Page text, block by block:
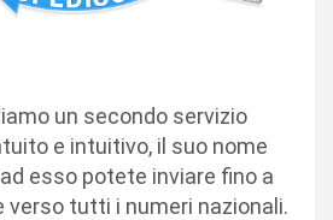
un secondo servizio
e intuitivo, il suo nome
esso potete inviare fino a
verso tutti i numeri nazionali.